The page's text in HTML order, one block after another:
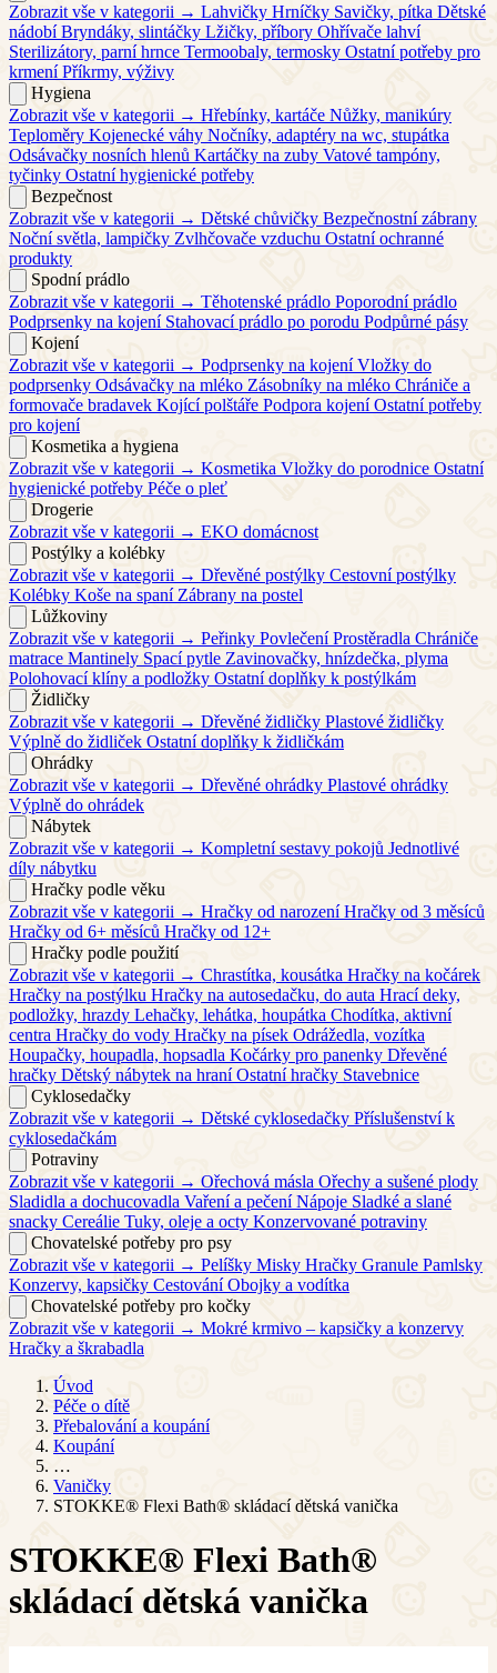
Zobrazit vše v kategorii → Lahvičky Hrníčky Savičky, pítka Dětské
nádobí Bryndáky, slintáčky Lžičky, příbory Ohřívače lahví
Sterilizátory, parní hrnce Termoobaly, termosky Ostatní potřeby pro
krmení Příkrmy, výživy
Hygiena
Zobrazit vše v kategorii → Hřebínky, kartáče Nůžky, manikúry
Teploměry Kojenecké váhy Nočníky, adaptéry na wc, stupátka
Odsávačky nosních hlenů Kartáčky na zuby Vatové tampóny,
tyčinky Ostatní hygienické potřeby
Bezpečnost
Zobrazit vše v kategorii → Dětské chůvičky Bezpečnostní zábrany
Noční světla, lampičky Zvlhčovače vzduchu Ostatní ochranné
produkty
Spodní prádlo
Zobrazit vše v kategorii → Těhotenské prádlo Poporodní prádlo
Podprsenky na kojení Stahovací prádlo po porodu Podpůrné pásy
Kojení
Zobrazit vše v kategorii → Podprsenky na kojení Vložky do
podprsenky Odsávačky na mléko Zásobníky na mléko Chrániče a
formovače bradavek Kojící polštáře Podpora kojení Ostatní potřeby
pro kojení
Kosmetika a hygiena
Zobrazit vše v kategorii → Kosmetika Vložky do porodnice Ostatní
hygienické potřeby Péče o pleť
Drogerie
Zobrazit vše v kategorii → EKO domácnost
Postýlky a kolébky
Zobrazit vše v kategorii → Dřevěné postýlky Cestovní postýlky
Kolébky Koše na spaní Zábrany na postel
Lůžkoviny
Zobrazit vše v kategorii → Peřinky Povlečení Prostěradla Chrániče
matrace Mantinely Spací pytle Zavinovačky, hnízdečka, plyma
Polohovací klíny a podložky Ostatní doplňky k postýlkám
Židličky
Zobrazit vše v kategorii → Dřevěné židličky Plastové židličky
Výplně do židliček Ostatní doplňky k židličkám
Ohrádky
Zobrazit vše v kategorii → Dřevěné ohrádky Plastové ohrádky
Výplně do ohrádek
Nábytek
Zobrazit vše v kategorii → Kompletní sestavy pokojů Jednotlivé
díly nábytku
Hračky podle věku
Zobrazit vše v kategorii → Hračky od narození Hračky od 3 měsíců
Hračky od 6+ měsíců Hračky od 12+
Hračky podle použití
Zobrazit vše v kategorii → Chrastítka, kousátka Hračky na kočárek
Hračky na postýlku Hračky na autosedačku, do auta Hrací deky,
podložky, hrazdy Lehačky, lehátka, houpátka Chodítka, aktivní
centra Hračky do vody Hračky na písek Odrážedla, vozítka
Houpačky, houpadla, hopsadla Kočárky pro panenky Dřevěné
hračky Dětský nábytek na hraní Ostatní hračky Stavebnice
Cyklosedačky
Zobrazit vše v kategorii → Dětské cyklosedačky Příslušenství k
cyklosedačkám
Potraviny
Zobrazit vše v kategorii → Ořechová másla Ořechy a sušené plody
Sladidla a dochucovadla Vaření a pečení Nápoje Sladké a slané
snacky Cereálie Tuky, oleje a octy Konzervované potraviny
Chovatelské potřeby pro psy
Zobrazit vše v kategorii → Pelíšky Misky Hračky Granule Pamlsky
Konzervy, kapsičky Cestování Obojky a vodítka
Chovatelské potřeby pro kočky
Zobrazit vše v kategorii → Mokré krmivo – kapsičky a konzervy
Hračky a škrabadla
Úvod
Péče o dítě
Přebalování a koupání
Koupání
…
Vaničky
STOKKE® Flexi Bath® skládací dětská vanička
STOKKE® Flexi Bath®
skládací dětská vanička